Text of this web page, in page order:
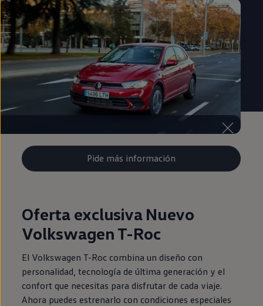
Pide más información
Oferta exclusiva Nuevo
Volkswagen T-Roc
El Volkswagen T-Roc combina un diseño con
personalidad, tecnología de última generación y el
confort que necesitas para disfrutar de cada viaje.
Ahora puedes estrenarlo con condiciones especiales